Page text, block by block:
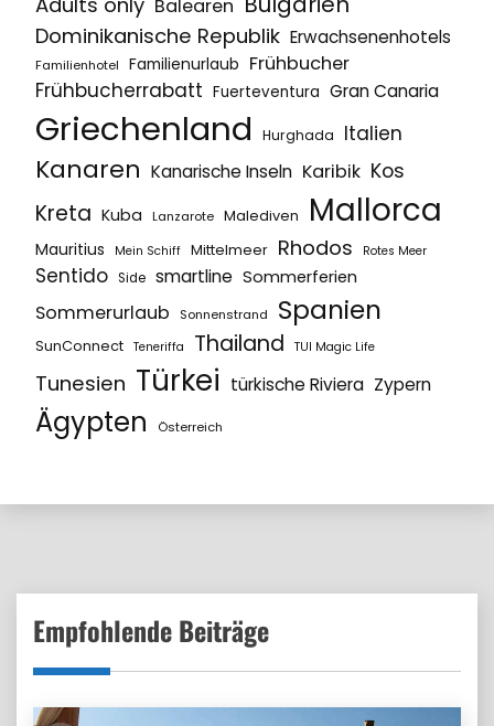
Balearen
Dominikanische Republik Erwachsenenhotels
Familienhotel Familienurlaub Frühbucher
Frühbucherrabatt Fuerteventura Gran Canaria
Griechenland Hurghada Italien
Kanaren Kanarische Inseln Karibik Kos
Kreta Kuba Lanzarote Malediven Mallorca
Mauritius Mein Schiff Mittelmeer Rhodos Rotes Meer
Sentido Side smartline Sommerferien
Sommerurlaub Sonnenstrand Spanien
SunConnect Teneriffa Thailand TUI Magic Life
Tunesien Türkei türkische Riviera Zypern
Ägypten Österreich
Empfohlende Beiträge